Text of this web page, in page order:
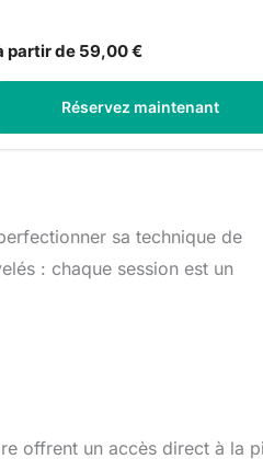
partir de 59,00 €
Réservez maintenant
sa technique de
: chaque session est un
offrent un accès direct à la